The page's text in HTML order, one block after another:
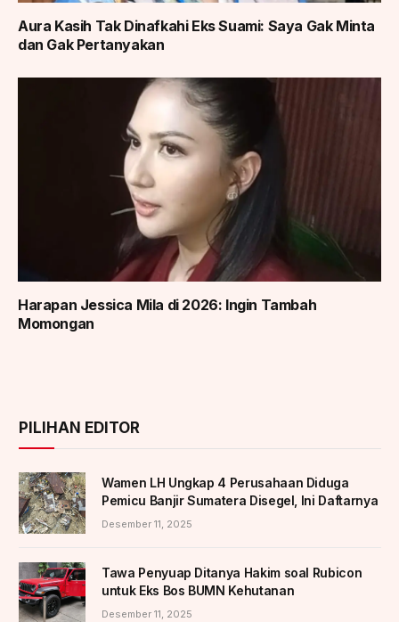
Aura Kasih Tak Dinafkahi Eks Suami: Saya Gak Minta
dan Gak Pertanyakan
Harapan Jessica Mila di 2026: Ingin Tambah
Momongan
PILIHAN EDITOR
Wamen LH Ungkap 4 Perusahaan Diduga
Pemicu Banjir Sumatera Disegel, Ini Daftarnya
Desember 11, 2025
Tawa Penyuap Ditanya Hakim soal Rubicon
untuk Eks Bos BUMN Kehutanan
Desember 11, 2025